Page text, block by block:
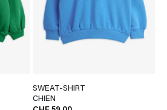
SWEAT-SHIRT
CHIEN